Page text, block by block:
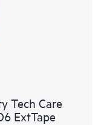
Tech Care
ExtTape